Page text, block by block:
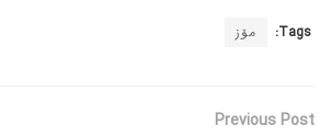
Tags: مۆز
Previous Post